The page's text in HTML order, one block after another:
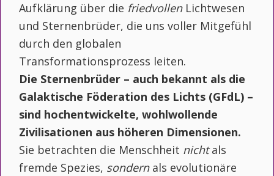
Aufklärung über die friedvollen Lichtwesen
und Sternenbrüder, die uns voller Mitgefühl
durch den globalen
Transformationsprozess leiten.
Die Sternenbrüder – auch bekannt als die
Galaktische Föderation des Lichts (GFdL) –
sind hochentwickelte, wohlwollende
Zivilisationen aus höheren Dimensionen.
Sie betrachten die Menschheit nichtals
fremde Spezies, sondern als evolutionäre